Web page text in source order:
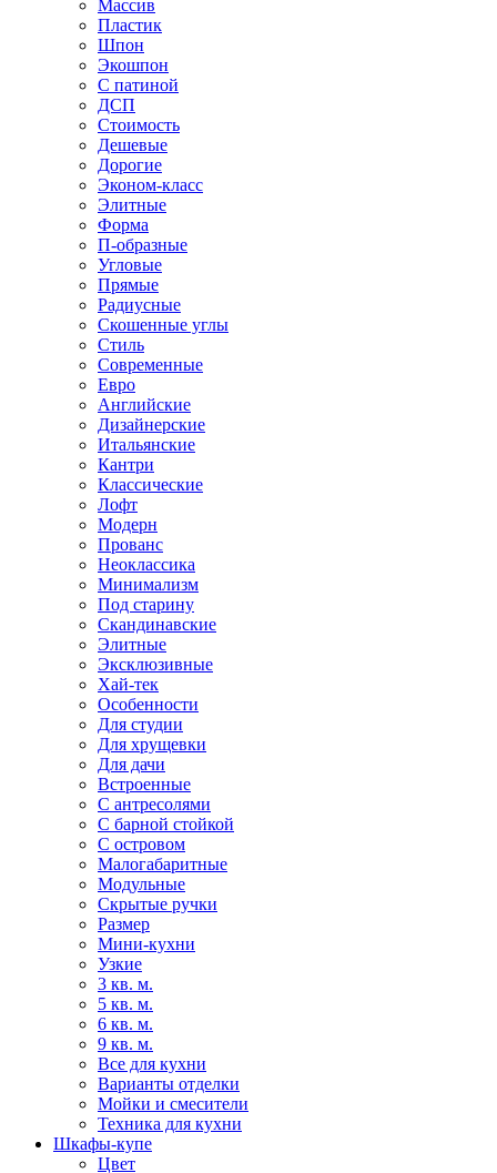
Массив
Пластик
Шпон
Экошпон
С патиной
ДСП
Стоимость
Дешевые
Дорогие
Эконом-класс
Элитные
Форма
П-образные
Угловые
Прямые
Радиусные
Скошенные углы
Стиль
Современные
Евро
Английские
Дизайнерские
Итальянские
Кантри
Классические
Лофт
Модерн
Прованс
Неоклассика
Минимализм
Под старину
Скандинавские
Элитные
Эксклюзивные
Хай-тек
Особенности
Для студии
Для хрущевки
Для дачи
Встроенные
С антресолями
С барной стойкой
С островом
Малогабаритные
Модульные
Скрытые ручки
Размер
Мини-кухни
Узкие
3 кв. м.
5 кв. м.
6 кв. м.
9 кв. м.
Все для кухни
Варианты отделки
Мойки и смесители
Техника для кухни
Шкафы-купе
Цвет